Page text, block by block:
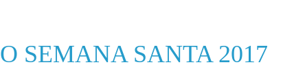
SEMANA SANTA 2017